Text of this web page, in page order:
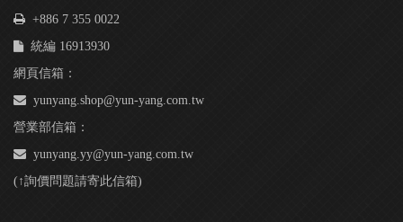
+886 7 355 0022
統編 16913930
網頁信箱：
yunyang.shop@yun-yang.com.tw
營業部信箱：
yunyang.yy@yun-yang.com.tw
(↑詢價問題請寄此信箱)